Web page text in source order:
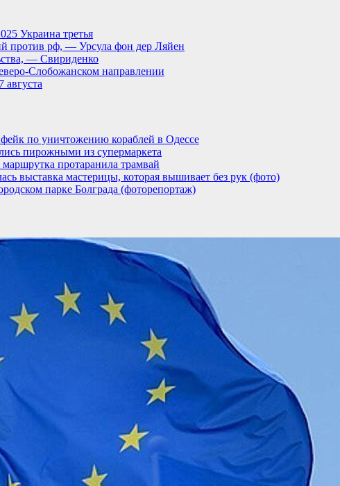
Украина третья
против рф, — Урсула фон дер Ляйен
— Свириденко
Слобожанском направлении
по уничтожению кораблей в Одессе
пирожными из супермаркета
протаранила трамвай
выставка мастерицы, которая вышивает без рук (фото)
парке Болграда (фоторепортаж)